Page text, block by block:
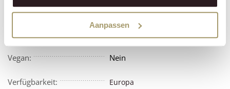
Aanpassen
Vegetarisch: Nein
Vegan: Nein
Verfügbarkeit: Europa